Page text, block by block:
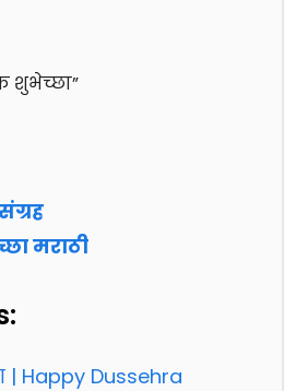
शुभेच्छा”
मराठी
| Happy Dussehra